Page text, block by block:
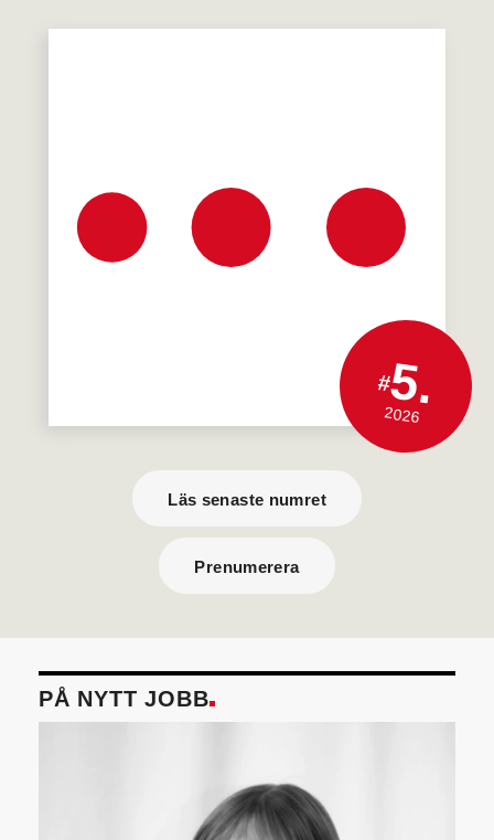
#5.
2026
Läs senaste numret
Prenumerera
PÅ NYTT JOBB